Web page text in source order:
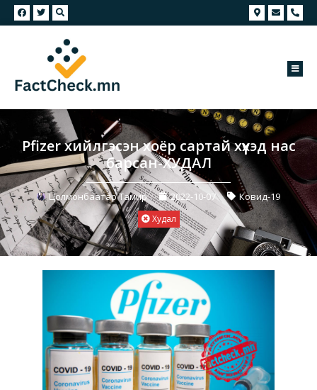
Pfizer хийлгэсэн хоёр сартай хүүхэд нас
барсан-ХУДАЛ
Цолмонбаатар Тамир 2022-10-07 Ковид-19
Худал